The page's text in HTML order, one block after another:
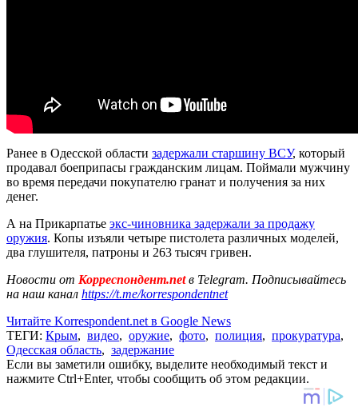
Ранее в Одесской области задержали старшину ВСУ, который
продавал боеприпасы гражданским лицам. Поймали мужчину
во время передачи покупателю гранат и получения за них
денег.
А на Прикарпатье экс-чиновника задержали за продажу
оружия. Копы изъяли четыре пистолета различных моделей,
два глушителя, патроны и 263 тысяч гривен.
Новости от Корреспондент.netв Telegram. Подписывайтесь
на наш канал https://t.me/korrespondentnet
Читайте Korrespondent.net в Google News
ТЕГИ: Крым, видео, оружие, фото, полиция, прокуратура,
Одесская область, задержание
Если вы заметили ошибку, выделите необходимый текст и
нажмите Ctrl+Enter, чтобы сообщить об этом редакции.